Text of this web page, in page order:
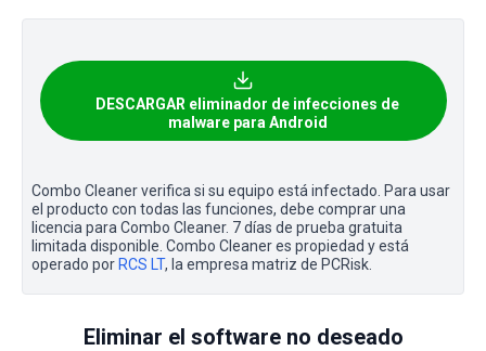
DESCARGAR eliminador de infecciones de
malware para Android
Combo Cleaner verifica si su equipo está infectado. Para usar
el producto con todas las funciones, debe comprar una
licencia para Combo Cleaner. 7 días de prueba gratuita
limitada disponible. Combo Cleaner es propiedad y está
operado por RCS LT, la empresa matriz de PCRisk.
Eliminar el software no deseado